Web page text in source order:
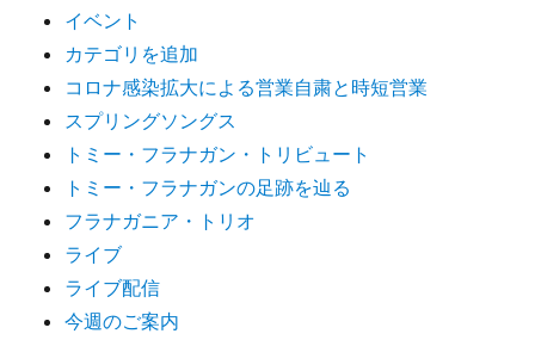
イベント
カテゴリを追加
コロナ感染拡大による営業自粛と時短営業
スプリングソングス
トミー・フラナガン・トリビュート
トミー・フラナガンの足跡を辿る
フラナガニア・トリオ
ライブ
ライブ配信
今週のご案内